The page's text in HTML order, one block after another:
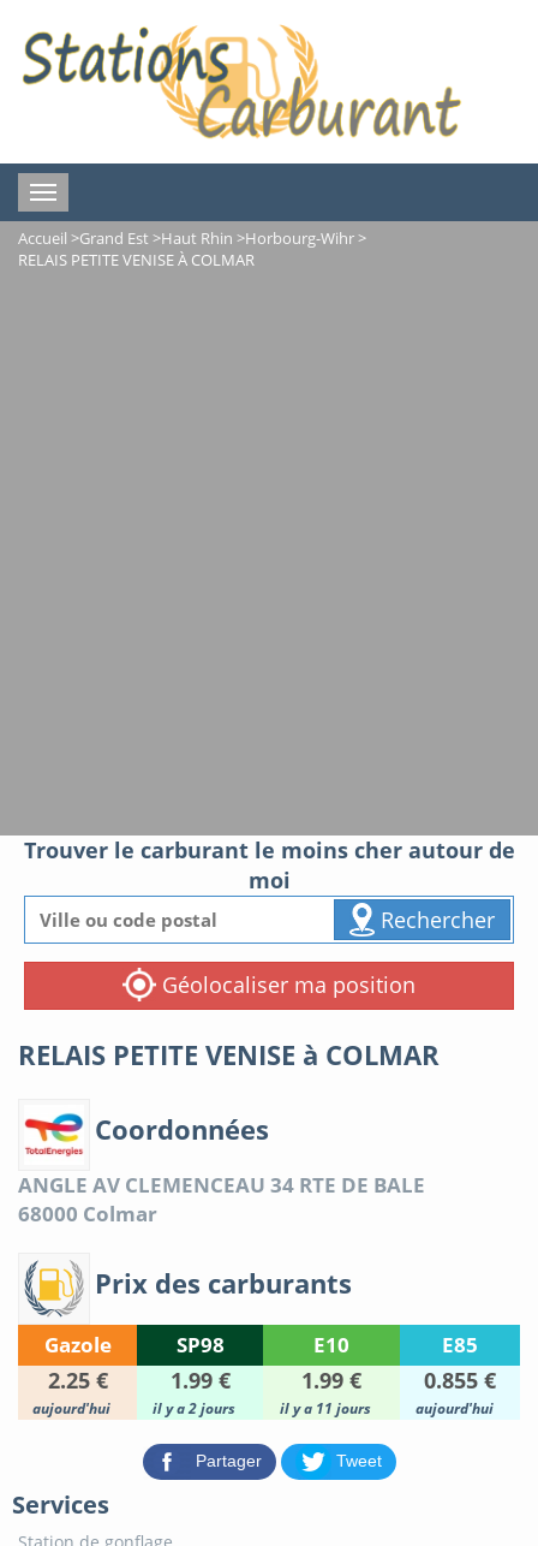
Toggle
navigation
Accueil >Grand Est >Haut Rhin >Horbourg-Wihr>
RELAIS PETITE VENISE À COLMAR
Trouver le carburant le moins cher autour de
moi
Rechercher
Géolocaliser ma position
RELAIS PETITE VENISE à COLMAR
Coordonnées
ANGLE AV CLEMENCEAU 34 RTE DE BALE
68000 Colmar
Prix des carburants
Gazole SP98 E10 E85
2.25 € 1.99 € 1.99 € 0.855 €
aujourd'hui il y a 2 jours il y a 11 jours aujourd'hui
Partager Tweet
Services